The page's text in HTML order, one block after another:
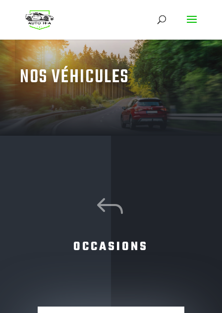
NOS VÉHICULES
J
OCCASIONS